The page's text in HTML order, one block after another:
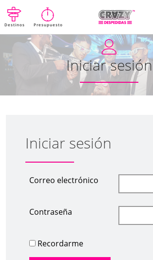
Destinos Presupuesto
Iniciar sesión
Iniciar sesión
Correo electrónico
Contraseña
Recordarme